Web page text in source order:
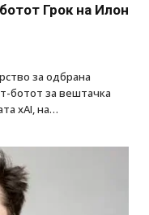
Грок на Илон
за одбрана
ботот за вештачка
xAI, на…